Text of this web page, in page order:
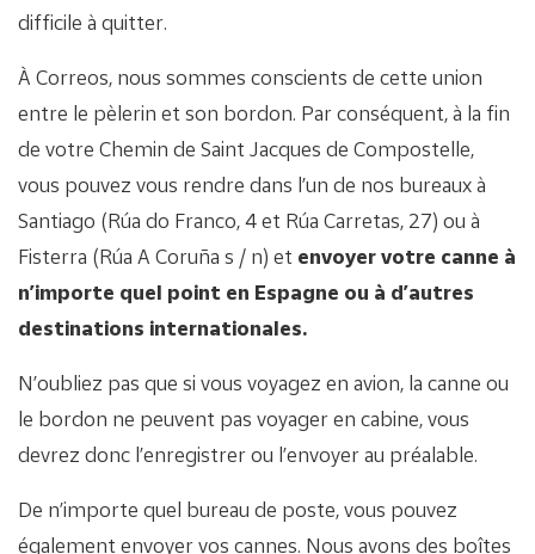
difficile à quitter.
À Correos, nous sommes conscients de cette union
entre le pèlerin et son bordon. Par conséquent, à la fin
de votre Chemin de Saint Jacques de Compostelle,
vous pouvez vous rendre dans l’un de nos bureaux à
Santiago (Rúa do Franco, 4 et Rúa Carretas, 27) ou à
Fisterra (Rúa A Coruña s / n) et envoyer votre canne à
n’importe quel point en Espagne ou à d’autres
destinations internationales.
N’oubliez pas que si vous voyagez en avion, la canne ou
le bordon ne peuvent pas voyager en cabine, vous
devrez donc l’enregistrer ou l’envoyer au préalable.
De n’importe quel bureau de poste, vous pouvez
également envoyer vos cannes. Nous avons des boîtes